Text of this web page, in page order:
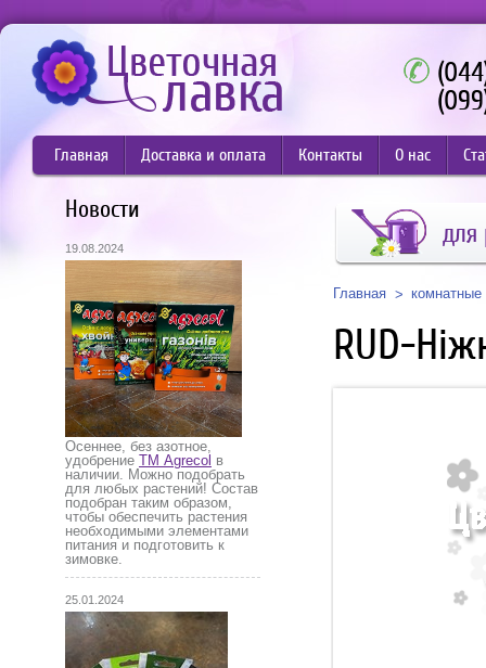
Главная Доставка и оплата Контакты О нас
Новости
19.08.2024
Осеннее, без азотное,
удобрение ТМ Agrecol в
наличии. Можно подобрать
для любых растений! Состав
подобран таким образом,
чтобы обеспечить растения
необходимыми элементами
питания и подготовить к
зимовке.
25.01.2024
для
Главная комнатные
RUD-